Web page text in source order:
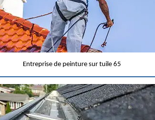
Entreprise de peinture sur tuile 65